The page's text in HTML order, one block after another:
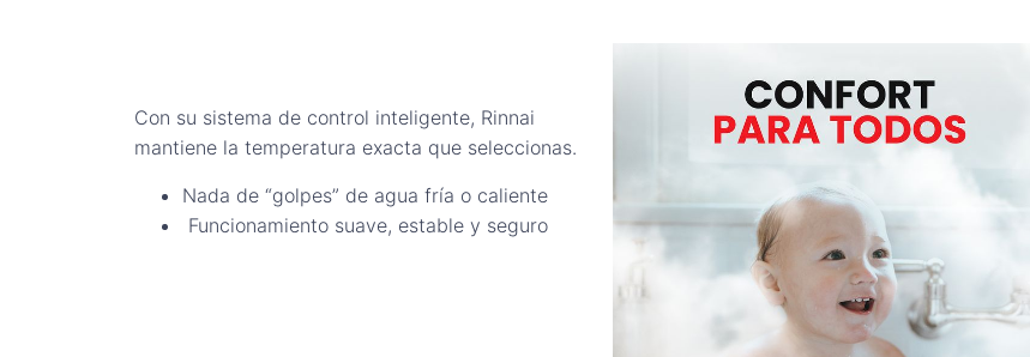
Con su sistema de control inteligente, Rinnai
mantiene la temperatura exacta que seleccionas.
Nada de “golpes” de agua fría o caliente
Funcionamiento suave, estable y seguro